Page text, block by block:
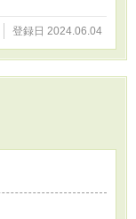
登録日 2024.06.04